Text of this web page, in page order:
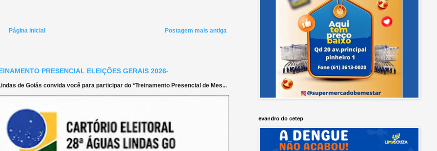
Postagem mais antiga
Página inicial
PRESENCIAL ELEIÇÕES GERAIS 2026-
de Goiás convida você para participar do *Treinamento Presencial de Mes...
evandro do cetep